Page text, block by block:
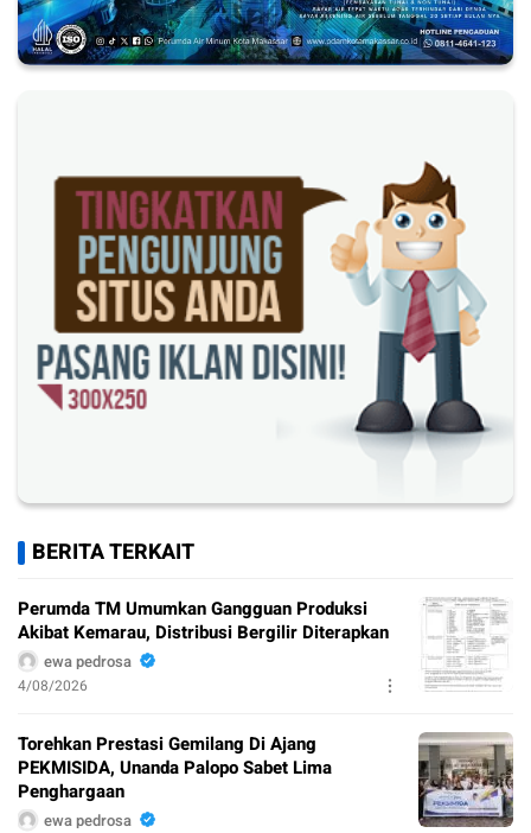
BERITA TERKAIT
Perumda TM Umumkan Gangguan Produksi
Akibat Kemarau, Distribusi Bergilir Diterapkan
ewa pedrosa
4/08/2026
Torehkan Prestasi Gemilang Di Ajang
PEKMISIDA, Unanda Palopo Sabet Lima
Penghargaan
ewa pedrosa